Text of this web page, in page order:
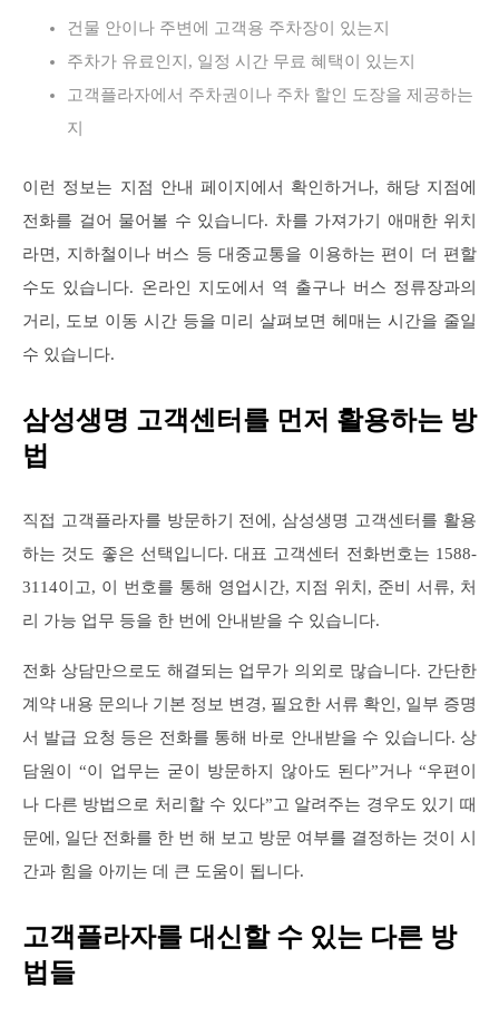
건물 안이나 주변에 고객용 주차장이 있는지
주차가 유료인지, 일정 시간 무료 혜택이 있는지
고객플라자에서 주차권이나 주차 할인 도장을 제공하는
지
이런 정보는 지점 안내 페이지에서 확인하거나, 해당 지점에
전화를 걸어 물어볼 수 있습니다. 차를 가져가기 애매한 위치
라면, 지하철이나 버스 등 대중교통을 이용하는 편이 더 편할
수도 있습니다. 온라인 지도에서 역 출구나 버스 정류장과의
거리, 도보 이동 시간 등을 미리 살펴보면 헤매는 시간을 줄일
수 있습니다.
삼성생명 고객센터를 먼저 활용하는 방
법
직접 고객플라자를 방문하기 전에, 삼성생명 고객센터를 활용
하는 것도 좋은 선택입니다. 대표 고객센터 전화번호는 1588-
3114이고, 이 번호를 통해 영업시간, 지점 위치, 준비 서류, 처
리 가능 업무 등을 한 번에 안내받을 수 있습니다.
전화 상담만으로도 해결되는 업무가 의외로 많습니다. 간단한
계약 내용 문의나 기본 정보 변경, 필요한 서류 확인, 일부 증명
서 발급 요청 등은 전화를 통해 바로 안내받을 수 있습니다. 상
담원이 “이 업무는 굳이 방문하지 않아도 된다”거나 “우편이
나 다른 방법으로 처리할 수 있다”고 알려주는 경우도 있기 때
문에, 일단 전화를 한 번 해 보고 방문 여부를 결정하는 것이 시
간과 힘을 아끼는 데 큰 도움이 됩니다.
고객플라자를 대신할 수 있는 다른 방
법들